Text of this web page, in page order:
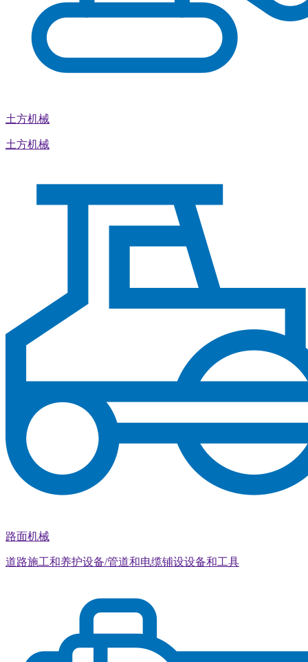
土方机械
土方机械
路面机械
道路施工和养护设备/管道和电缆铺设设备和工具